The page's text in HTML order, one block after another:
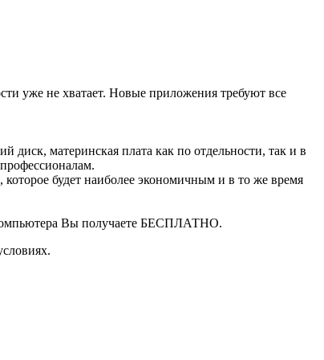
уже не хватает. Новые приложения требуют все
диск, материнская плата как по отдельности, так и в
будет наиболее экономичным и в то же время
компьютера Вы получаете БЕСПЛАТНО.